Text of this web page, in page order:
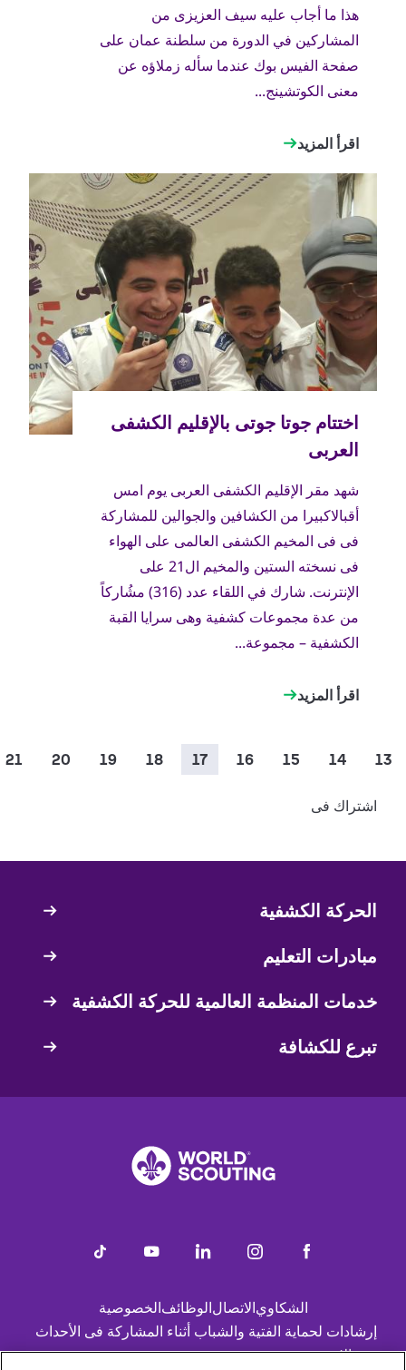
هذا ما أجاب عليه سيف العزيزى من
المشاركين في الدورة من سلطنة عمان على
صفحة الفيس بوك عندما سأله زملاؤه عن
معنى الكوتشينج...
اقرأ المزيد
شهد مقر الإقليم الكشفى العربى يوم امس
أقبالاكبيرا من الكشافين والجوالين للمشاركة
فى فى المخيم الكشفى العالمى على الهواء
فى نسخته الستين والمخيم ال21 على
الإنترنت. شارك في اللقاء عدد (316) مشُاركاً
من عدة مجموعات كشفية وهى سرايا القبة
الكشفية – مجموعة...
اقرأ المزيد
الصفحات
الصفحة
13 الصفحة
14 الصفحة
15 الصفحة
16
الصفحة
17 الصفحة
18 الصفحة
19 الصفحة
20
21
اشتراك فى
Quick
الحركة الكشفية
مبادرات التعليم
خدمات المنظمة العالمية للحركة الكشفية
تبرع للكشافة
الشكاويالاتصالالوظائفالخصوصية
إرشادات لحماية الفتية والشباب أثناء المشاركة فى الأحداث
عبر الإنترنت